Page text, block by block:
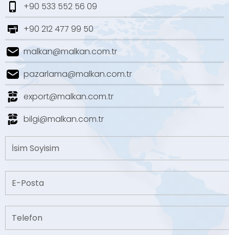
+90 533 552 56 09
+90 212 477 99 50
malkan@malkan.com.tr
pazarlama@malkan.com.tr
export@malkan.com.tr
bilgi@malkan.com.tr